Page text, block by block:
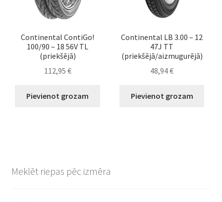
Continental ContiGo!
100/90 – 18 56V TL
(priekšējā)
112,95 €
Pievienot grozam
Continental LB 3.00 – 12
47J TT
(priekšējā/aizmugurējā)
48,94€
Pievienot grozam
Meklēt riepas pēc izmēra